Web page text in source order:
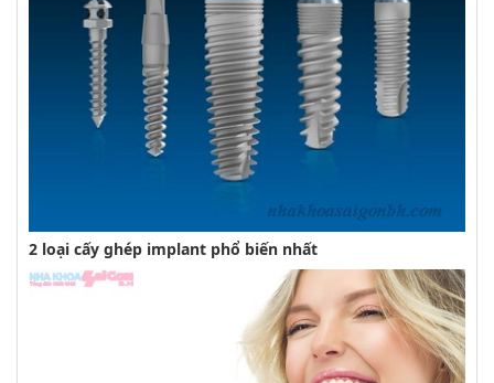
2 loại cấy ghép implant phổ biến nhất